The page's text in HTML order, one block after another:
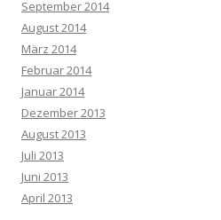
September 2014
August 2014
März 2014
Februar 2014
Januar 2014
Dezember 2013
August 2013
Juli 2013
Juni 2013
April 2013